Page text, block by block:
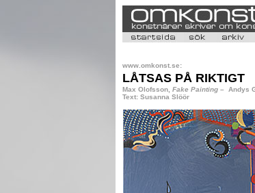
www.omkonst.se:
LÅTSAS PÅ RIKTIGT
Max Olofsson, Fake Painting –
Andys
Text: Susanna Slöör